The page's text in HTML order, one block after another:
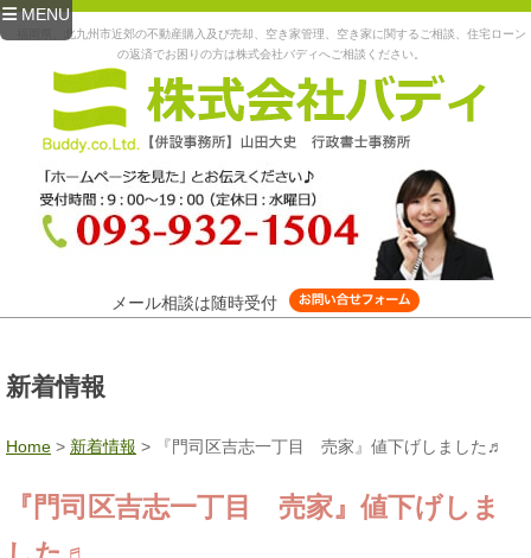
MENU
福岡県、北九州市近郊の不動産購入及び売却、空き家管理、空き家に関するご相談、住宅ローン
の返済でお困りの方は株式会社バディへご相談ください。
メール相談は随時受付
新着情報
Home > 新着情報 > 『門司区吉志一丁目 売家』値下げしました♬
『門司区吉志一丁目 売家』値下げしま